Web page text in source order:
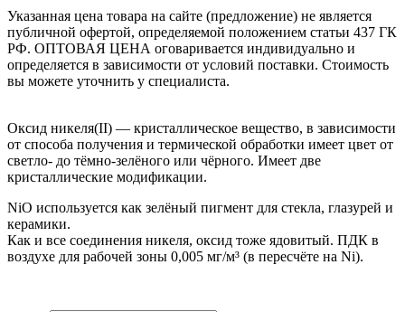
Указанная цена товара на сайте (предложение) не является
публичной офертой, определяемой положением статьи 437 ГК
РФ. ОПТОВАЯ ЦЕНА оговаривается индивидуально и
определяется в зависимости от условий поставки. Стоимость
вы можете уточнить у специалиста.
Оксид никеля(II) — кристаллическое вещество, в зависимости
от способа получения и термической обработки имеет цвет от
светло- до тёмно-зелёного или чёрного. Имеет две
кристаллические модификации.
NiO используется как зелёный пигмент для стекла, глазурей и
керамики.
Как и все соединения никеля, оксид тоже ядовитый. ПДК в
воздухе для рабочей зоны 0,005 мг/м³ (в пересчёте на Ni).